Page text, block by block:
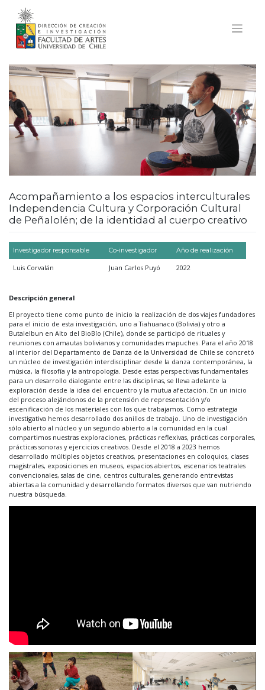
content
Acompañamiento a los espacios interculturales
Independencia Cultura y Corporación Cultural
de Peñalolén; de la identidad al cuerpo creativo
Investigador responsable Co-investigador Año de realización
Luis Corvalán Juan Carlos Puyó 2022
Descripción general
El proyecto tiene como punto de inicio la realización de dos viajes fundadores
para el inicio de esta investigación, uno a Tiahuanaco (Bolivia) y otro a
Butalelbun en Alto del BioBío (Chile), donde se participó de rituales y
reuniones con amautas bolivianos y comunidades mapuches. Para el año 2018
al interior del Departamento de Danza de la Universidad de Chile se concretó
un núcleo de investigación interdisciplinar desde la danza contemporánea, la
música, la filosofía y la antropología. Desde estas perspectivas fundamentales
para un desarrollo dialogante entre las disciplinas, se lleva adelante la
exploración desde la idea del encuentro y la mutua afectación. En un inicio
del proceso alejándonos de la pretensión de representación y/o
escenificación de los materiales con los que trabajamos. Como estrategia
investigativa hemos desarrollado dos anillos de trabajo. Uno de investigación
sólo abierto al núcleo y un segundo abierto a la comunidad en la cual
compartimos nuestras exploraciones, prácticas reflexivas, prácticas corporales,
prácticas sonoras y ejercicios creativos. Desde el 2018 a 2023 hemos
desarrollado múltiples objetos creativos, presentaciones en coloquios, clases
magistrales, exposiciones en museos, espacios abiertos, escenarios teatrales
convencionales, salas de cine, centros culturales, generando entrevistas
abiertas a la comunidad y desarrollando formatos diversos que van nutriendo
nuestra búsqueda.